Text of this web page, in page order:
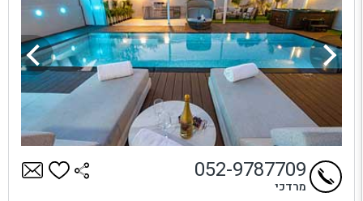
052-9787709
מרדכי